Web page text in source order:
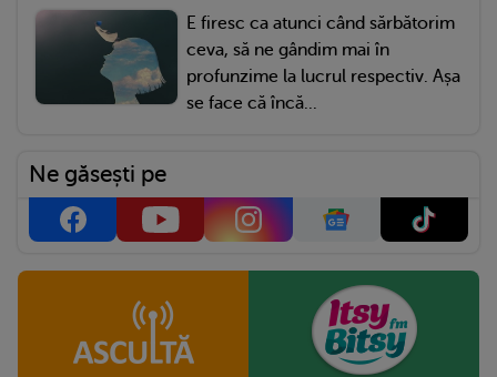
E firesc ca atunci când sărbătorim
ceva, să ne gândim mai în
profunzime la lucrul respectiv. Așa
se face că încă...
Ne găsești pe